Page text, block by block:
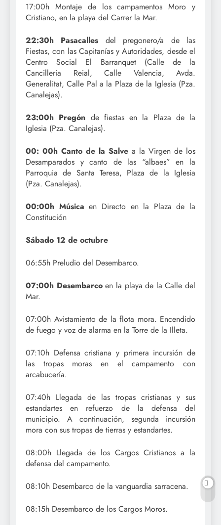
17:00h Montaje de los campamentos Moro y
Cristiano, en la playa del Carrer la Mar.
22:30h Pasacalles del pregonero/a de las
Fiestas, con las Capitanías y Autoridades, desde el
Centro Social El Barranquet (Calle de la
Cancilleria Reial, Calle Valencia, Avda.
Generalitat, Calle Pal a la Plaza de la Iglesia (Pza.
Canalejas).
23:00h Pregón de fiestas en la Plaza de la
Iglesia (Pza. Canalejas).
00: 00h Canto de la Salve a la Virgen de los
Desamparados y canto de las “albaes” en la
Parroquia de Santa Teresa, Plaza de la Iglesia
(Pza. Canalejas).
00:00h Música en Directo en la Plaza de la
Constitución
Sábado 12 de octubre
06:55h Preludio del Desembarco.
07:00h Desembarcoen la playa de la Calle del
Mar.
07:00h Avistamiento de la flota mora. Encendido
de fuego y voz de alarma en la Torre de la Illeta.
07:10h Defensa cristiana y primera incursión de
las tropas moras en el campamento con
arcabucería.
07:40h Llegada de las tropas cristianas y sus
estandartes en refuerzo de la defensa del
municipio. A continuación, segunda incursión
mora con sus tropas de tierras y estandartes.
08:00h Llegada de los Cargos Cristianos a la
defensa del campamento.
08:10h Desembarco de la vanguardia sarracena.
08:15h Desembarco de los Cargos Moros.